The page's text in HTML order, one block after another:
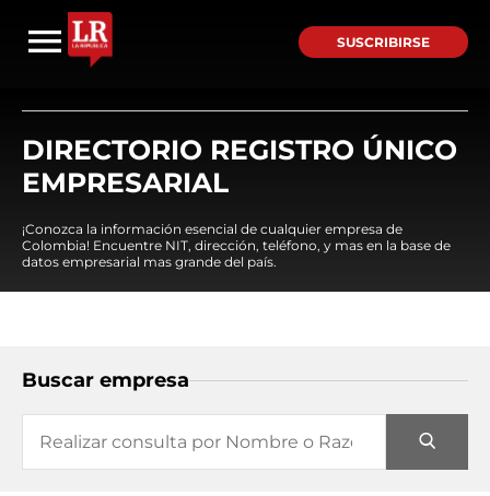
SUSCRIBIRSE
DIRECTORIO REGISTRO ÚNICO
EMPRESARIAL
¡Conozca la información esencial de cualquier empresa de
Colombia! Encuentre NIT, dirección, teléfono, y mas en la base de
datos empresarial mas grande del país.
Buscar empresa